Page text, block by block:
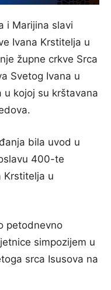
i Marijina slavi
Ivana Krstitelja u
župne crkve Srca
Svetog Ivana u
u kojoj su krštavana
bila uvod u
400-te
Krstitelja u
petodnevno
simpozijem u
srca Isusova na